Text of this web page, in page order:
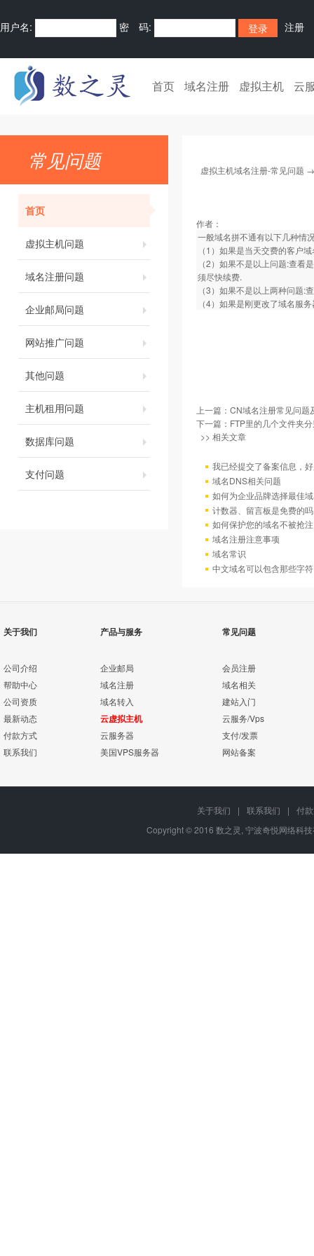
用户名: 密 码: 注册
首页 域名注册 虚拟主机 云
常见问题
首页
虚拟主机问题
域名注册问题
企业邮局问题
网站推广问题
其他问题
主机租用问题
数据库问题
支付问题
虚拟主机域名注册-常见问题
作者：
一般域名拼不通有以下几种情
（1）如果是当天交费的客户
（2）如果不是以上问题:查看
须尽快续费.
（3）如果不是以上两种问题:
（4）如果是刚更改了域名服
上一篇： CN域名注册常见问题
下一篇： FTP里的几个文件夹
>> 相关文章
我已经提交了备案信息，
域名DNS相关问题
如何为企业品牌选择最佳
计数器、留言板是免费的
如何保护您的域名不被抢注
域名注册注意事项
域名常识
中文域名可以包含那些字
关于我们
公司介绍
帮助中心
公司资质
最新动态
付款方式
联系我们
产品与服务
企业邮局
域名注册
域名转入
云虚拟主机
云服务器
美国VPS服务器
常见问题
会员注册
域名相关
建站入门
云服务/Vps
支付/发票
网站备案
关于我们 | 联系我们 |
付
Copyright © 2016 数之灵, 宁波奇悦网络科